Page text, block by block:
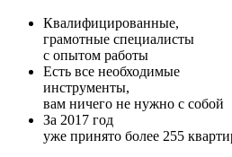
Квалифицированные,
грамотные специалисты
с опытом работы
Есть все необходимые
инструменты,
вам ничего не нужно с собой
За 2017 год
уже принято более 255